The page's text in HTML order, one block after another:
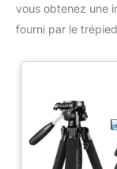
vous obtenez une
fourni par le